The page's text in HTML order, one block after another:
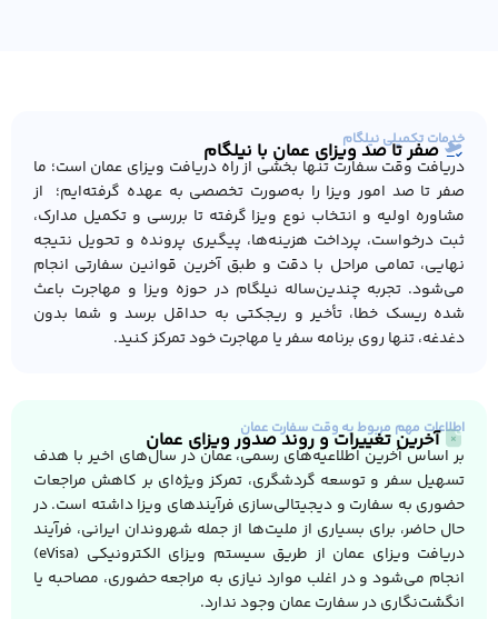
خدمات تکمیلی نیلگام
صفر تا صد ویزای عمان با نیلگام
دریافت وقت سفارت تنها بخشی از راه دریافت ویزای عمان است؛ ما
صفر تا صد امور ویزا را به‌صورت تخصصی به عهده گرفته‌ایم؛ از
مشاوره اولیه و انتخاب نوع ویزا گرفته تا بررسی و تکمیل مدارک،
ثبت درخواست، پرداخت هزینه‌ها، پیگیری پرونده و تحویل نتیجه
نهایی، تمامی مراحل با دقت و طبق آخرین قوانین سفارتی انجام
می‌شود. تجربه چندین‌ساله نیلگام در حوزه ویزا و مهاجرت باعث
شده ریسک خطا، تأخیر و ریجکتی به حداقل برسد و شما بدون
دغدغه، تنها روی برنامه سفر یا مهاجرت خود تمرکز کنید.
اطلاعات مهم مربوط به وقت سفارت عمان
آخرین تغییرات و روند صدور ویزای عمان
بر اساس آخرین اطلاعیه‌های رسمی، عمان در سال‌های اخیر با هدف
تسهیل سفر و توسعه گردشگری، تمرکز ویژه‌ای بر کاهش مراجعات
حضوری به سفارت و دیجیتالی‌سازی فرآیندهای ویزا داشته است. در
حال حاضر، برای بسیاری از ملیت‌ها از جمله شهروندان ایرانی، فرآیند
دریافت ویزای عمان از طریق سیستم ویزای الکترونیکی (eVisa)
انجام می‌شود و در اغلب موارد نیازی به مراجعه حضوری، مصاحبه یا
انگشت‌نگاری در سفارت عمان وجود ندارد.